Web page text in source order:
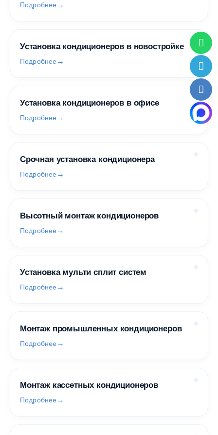
Подробнее
Установка кондиционеров в новостройке
Подробнее
Установка кондиционеров в офисе
Подробнее
Срочная установка кондиционера
Подробнее
Высотный монтаж кондиционеров
Подробнее
Установка мульти сплит систем
Подробнее
Монтаж промышленных кондиционеров
Подробнее
Монтаж кассетных кондиционеров
Подробнее